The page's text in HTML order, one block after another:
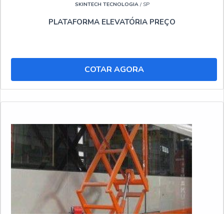
SKINTECH TECNOLOGIA/ SP
PLATAFORMA ELEVATÓRIA PREÇO
COTAR AGORA